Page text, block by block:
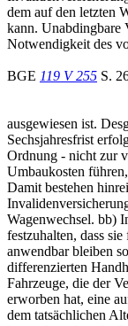
dem auf den letzten
kann. Unabdingbare
Notwendigkeit des
BGE 119 V 255 S.
ausgewiesen ist.
Sechsjahresfrist
Ordnung - nicht zur
Umbaukosten
Damit bestehen
Wagenwechsel. bb)
festzuhalten, dass
anwendbar bleiben
differenzierten
Fahrzeuge, die der
erworben hat, eine
dem tatsächlichen